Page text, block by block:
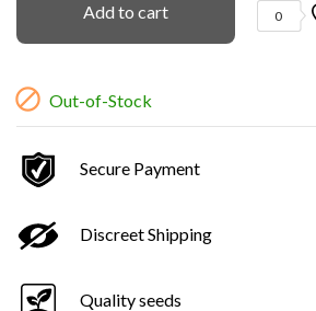
Add to cart 0
 Out-of-Stock
Secure Payment
Discreet Shipping
Quality seeds